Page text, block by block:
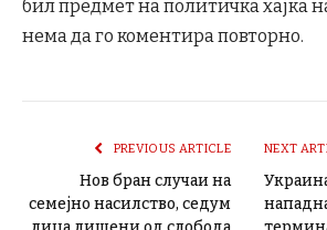
бил предмет на политичка хајка
нема да го коментира повторно.
PREVIOUS ARTICLE
Нов бран случаи на
семејно насилство, седум
NEXT